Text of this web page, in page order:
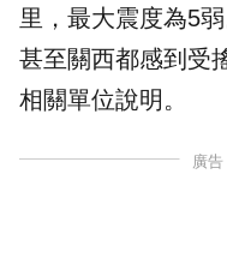
里，最大震度為5
甚至關西都感到受
相關單位說明。
廣